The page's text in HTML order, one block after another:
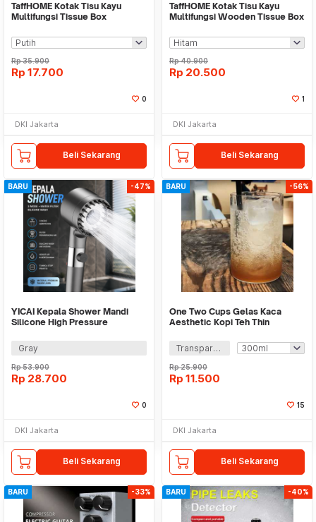
TaffHOME Kotak Tisu Kayu
Multifungsi Tissue Box
Rp35.900
Rp 17.700
0
DKI Jakarta
Beli Sekarang
TaffHOME Kotak Tisu Kayu
Multifungsi Wooden Tissue Box
Rp40.900
Rp 20.500
1
DKI Jakarta
Beli Sekarang
BARU -47%
YICAI Kepala Shower Mandi
Silicone High Pressure
Gray
Rp53.900
Rp 28.700
0
DKI Jakarta
Beli Sekarang
BARU -56%
One Two Cups Gelas Kaca
Aesthetic Kopi Teh Thin
Transparan
Rp25.900
Rp 11.500
15
DKI Jakarta
Beli Sekarang
BARU -33% BARU -40%